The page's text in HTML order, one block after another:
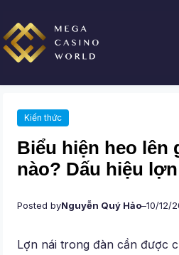
đến
phần
nội
dung
Kiến thức
Biểu hiện heo lên
nào? Dấu hiệu
Posted byNguyễn Quý Hảo–10/12/
Lợn nái trong đàn cần được